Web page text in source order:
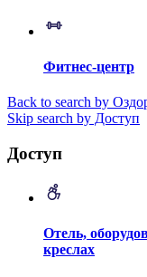
Фитнес-центр
Back to search by
Skip search by Доступ
Доступ
Отель,
креслах